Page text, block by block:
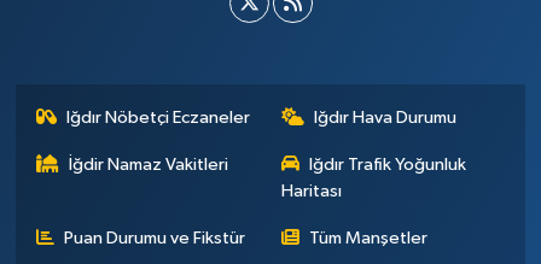
Iğdır Nöbetçi Eczaneler Iğdır Hava Durumu
İğdir Namaz Vakitleri
Iğdır Trafik Yoğunluk
Haritası
Puan Durumu ve Fikstür Tüm Manşetler